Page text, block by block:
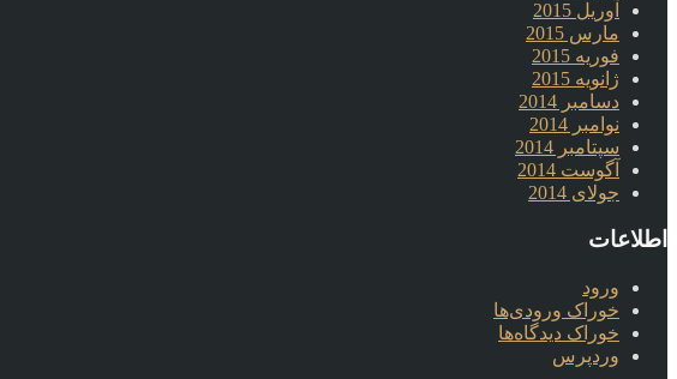
آوریل 2015
مارس 2015
فوریه 2015
ژانویه 2015
دسامبر 2014
نوامبر 2014
سپتامبر 2014
آگوست 2014
جولای 2014
اطلاعات
ورود
خوراک ورودی‌ها
خوراک دیدگاه‌ها
وردپرس